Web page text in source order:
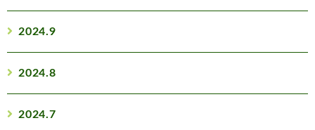
2024.9
2024.8
2024.7